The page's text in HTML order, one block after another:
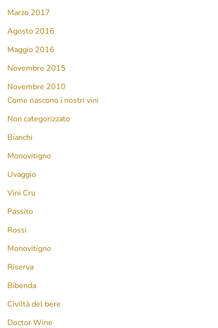
Marzo 2017
Agosto 2016
Maggio 2016
Novembre 2015
Novembre 2010
Come nascono i nostri vini
Non categorizzato
Bianchi
Monovitigno
Uvaggio
Vini Cru
Passito
Rossi
Monovitigno
Riserva
Bibenda
Civiltà del bere
Doctor Wine